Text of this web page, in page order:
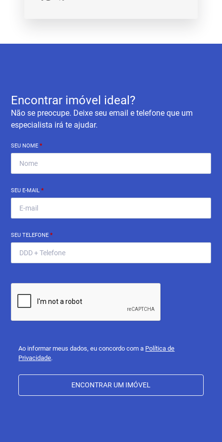
Encontrar imóvel ideal?
Não se preocupe. Deixe seu email e telefone que um
especialista irá te ajudar.
SEU NOME*
SEU E-MAIL*
SEU TELEFONE*
Ao informar meus dados, eu concordo com a Política de
Privacidade.
ENCONTRAR UM IMÓVEL